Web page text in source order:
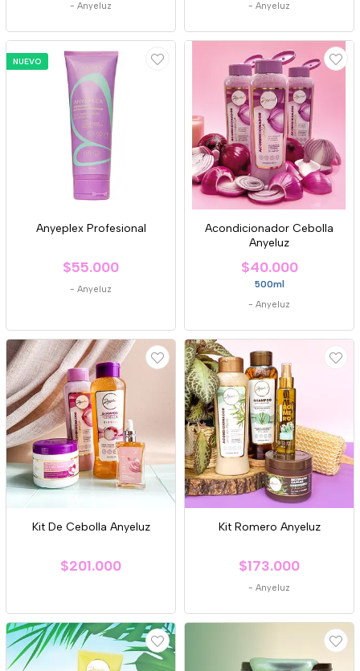
- Anyeluz - Anyeluz
NUEVO
Anyeplex Profesional
$55.000
- Anyeluz
Acondicionador Cebolla
Anyeluz
$40.000
500ml
- Anyeluz
Kit De Cebolla Anyeluz
$201.000
Kit Romero Anyeluz
$173.000
- Anyeluz